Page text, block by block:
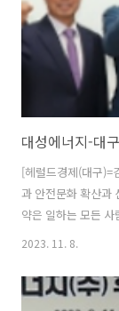
지는 지역 에너지기
[헤럴드경제(대구)=
과 안전문화 확산과
약은 일하는 모든
업재해 예방을 위한
류 협력 등에서 상
2023. 11. 8.